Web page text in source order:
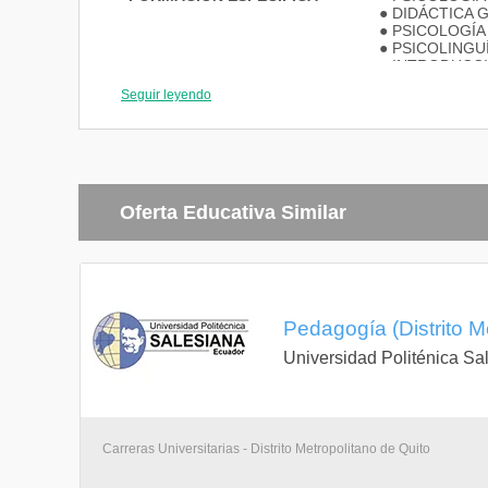
● DIDÁCTICA
●
●
●
● EDUCACIÓN
● PEDAGOGÍA
●
●
Seguir leyendo
Oferta Educativa Similar
Pedagogía (Distrito
Universidad Politénica
Carreras Universitarias - Distrito Metropolitano de Quito